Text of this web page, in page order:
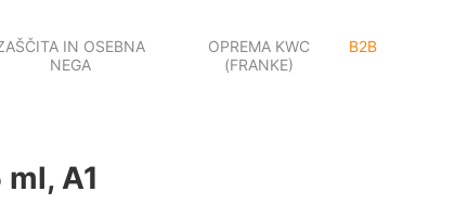
IN OSEBNA
NEGA
OPREMA KWC
(FRANKE)
B2B
A1